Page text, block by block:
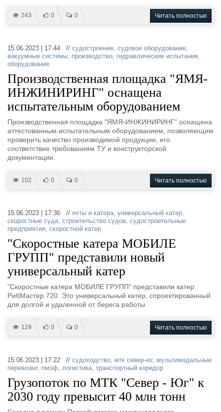
243 0 0 Читать полностью
15.06.2023 | 17:44 // судостроение, судовое оборудование,
вакуумные системы, производство, гидравлические испытания,
оборудование
Производственная площадка "ЯМЯ-
ИНЖИНИРИНГ" оснащена
испытательным оборудованием
Производственная площадка "ЯМЯ-ИНЖИНИРИНГ" оснащена
аттестованным испытательным оборудованием, позволяющим
проверить качество производимой продукции, его
соответствие требованиям ТУ и конструкторской
документации.
102 0 0 Читать полностью
15.06.2023 | 17:36 // яхты и катера, универсальный катер,
скоростные суда, строительство судов, судостроительные
предприятия, скоростной катер
"Скоростные катера МОБИЛЕ
ГРУПП" представили новый
универсальный катер
"Скоростные катера МОБИЛЕ ГРУПП" представили катер
РибМастер 720. Это универсальный катер, спроектированный
для долгой и удаленной от берега работы.
129 0 0 Читать полностью
15.06.2023 | 17:22 // судоходство, мтк север-юг, мультимодальные
перевозки, пмэф, логистика, транспортный коридор
Грузопоток по МТК "Север - Юг" к
2030 году превысит 40 млн тонн